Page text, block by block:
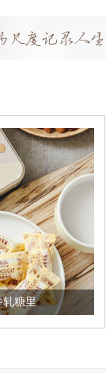
被列入佛家七